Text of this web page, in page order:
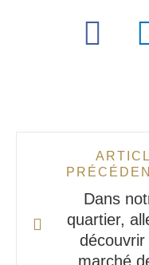
Dans
quartier,
découvrir
marché